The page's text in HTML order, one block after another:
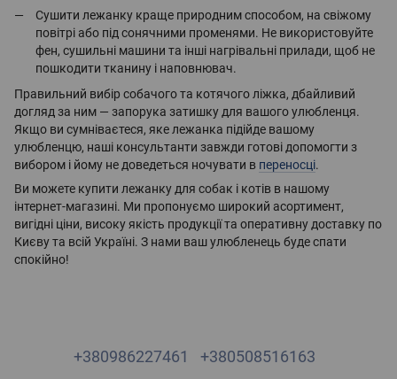
Сушити лежанку краще природним способом, на свіжому
повітрі або під сонячними променями. Не використовуйте
фен, сушильні машини та інші нагрівальні прилади, щоб не
пошкодити тканину і наповнювач.
Правильний вибір собачого та котячого ліжка, дбайливий
догляд за ним — запорука затишку для вашого улюбленця.
Якщо ви сумніваєтеся, яке лежанка підійде вашому
улюбленцю, наші консультанти завжди готові допомогти з
вибором і йому не доведеться ночувати в переносці.
Ви можете купити лежанку для собак і котів в нашому
інтернет-магазині. Ми пропонуємо широкий асортимент,
вигідні ціни, високу якість продукції та оперативну доставку по
Києву та всій Україні. З нами ваш улюбленець буде спати
спокійно!
+380986227461 +380508516163